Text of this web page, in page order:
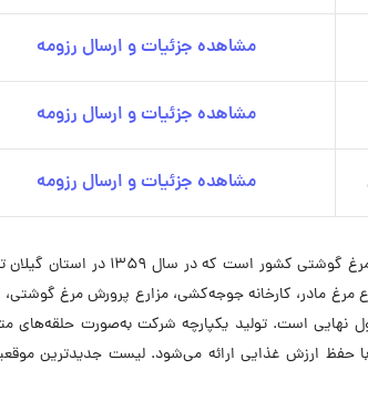
مشاهده جزئیات و ارسال رزومه
مشاهده جزئیات و ارسال رزومه
مشاهده جزئیات و ارسال رزومه
شرکت سپیدماکیان پیشرو در صنعت طیور و بزرگ‌ترین زنجیره تولید و توزیع مرغ گوشتی کشور
مادر، کارخانه جوجه‌کشی، مزارع پرورش مرغ گوشتی،
نهایی است. تولید یکپارچه شرکت به‌صورت حلقه‌های
با حفظ ارزش غذایی ارائه می‌شود. لیست جدیدترین